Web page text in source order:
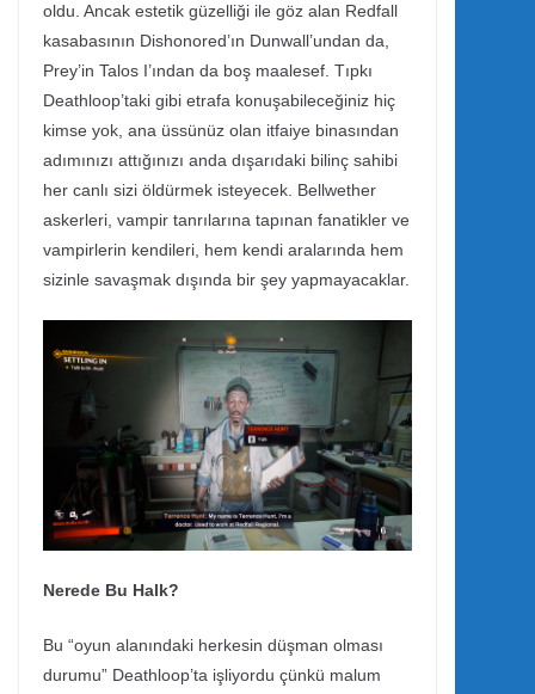
oldu. Ancak estetik güzelliği ile göz alan Redfall
kasabasının Dishonored’ın Dunwall’undan da,
Prey’in Talos I’ından da boş maalesef. Tıpkı
Deathloop’taki gibi etrafa konuşabileceğiniz hiç
kimse yok, ana üssünüz olan itfaiye binasından
adımınızı attığınızı anda dışarıdaki bilinç sahibi
her canlı sizi öldürmek isteyecek. Bellwether
askerleri, vampir tanrılarına tapınan fanatikler ve
vampirlerin kendileri, hem kendi aralarında hem
sizinle savaşmak dışında bir şey yapmayacaklar.
Nerede Bu Halk?
Bu “oyun alanındaki herkesin düşman olması
durumu” Deathloop’ta işliyordu çünkü malum